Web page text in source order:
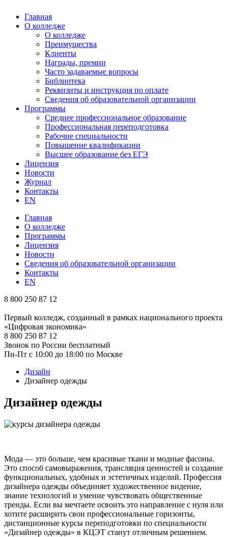
Главная
О колледже
О колледже
Преимущества
Клиенты
Награды, премии
Часто задаваемые вопросы
Библиотека
Реквизиты и инструкция по оплате
Сведения об образовательной организации
Программы
Среднее профессиональное образование
Профессиональная переподготовка
Рабочие специальности
Повышение квалификации
Высшее образование без ЕГЭ
Лицензия
Новости
Журнал
Контакты
EN
Главная
О колледже
Программы
Лицензия
Новости
Сведения об образовательной организации
Контакты
EN
8 800 250 87 12
Первый колледж, созданный в рамках национального проекта
«Цифровая экономика»
8 800 250 87 12
Звонок по России бесплатный
Пн-Пт с 10:00 до 18:00 по Москве
Дизайн
Дизайнер одежды
Дизайнер одежды
Мода — это больше, чем красивые ткани и модные фасоны.
Это способ самовыражения, трансляция ценностей и создание
функциональных, удобных и эстетичных изделий. Профессия
дизайнера одежды объединяет художественное видение,
знание технологий и умение чувствовать общественные
тренды. Если вы мечтаете освоить это направление с нуля или
хотите расширить свои профессиональные горизонты,
дистанционные курсы переподготовки по специальности
«Дизайнер одежды» в КЦЭТ станут отличным решением.